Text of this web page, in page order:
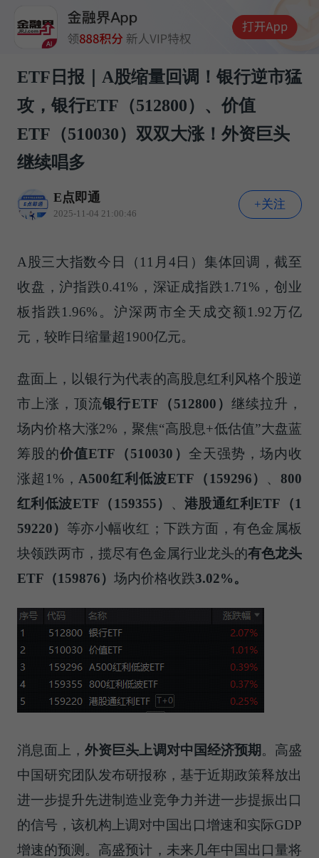
ETF日报｜A股缩量回调！银行逆市猛
攻，银行ETF（512800）、价值
ETF（510030）双双大涨！外资巨头
继续唱多
E点即通
2025-11-04 21:00:46
+关注
A股三大指数今日（11月4日）集体回调，截至
收盘，沪指跌0.41%，深证成指跌1.71%，创业
板指跌1.96%。沪深两市全天成交额1.92万亿
元，较昨日缩量超1900亿元。
盘面上，以银行为代表的高股息红利风格个股逆
市上涨，顶流银行ETF （512800 ） 继续拉升，
场内价格大涨2%，聚焦“高股息+低估值”大盘蓝
筹股的价值ETF （510030 ） 全天强势，场内收
涨超1%， A500红利低波ETF （159296） 、800
红利低波ETF （159355） 、 港股通红利ETF （1
59220） 等亦小幅收红；下跌方面，有色金属板
块领跌两市，揽尽有色金属行业龙头的有色龙头
ETF （159876） 场内价格收跌3.02%。
消息面上，外资巨头上调对中国经济预期 。高盛
中国研究团队发布研报称，基于近期政策释放出
进一步提升先进制造业竞争力并进一步提振出口
的信号，该机构上调对中国出口增速和实际GDP
增速的预测。高盛预计，未来几年中国出口量将